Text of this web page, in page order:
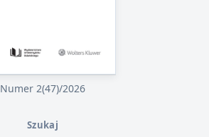
Numer 2(47)/2026
Szukaj